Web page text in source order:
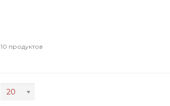
10 продуктов
20